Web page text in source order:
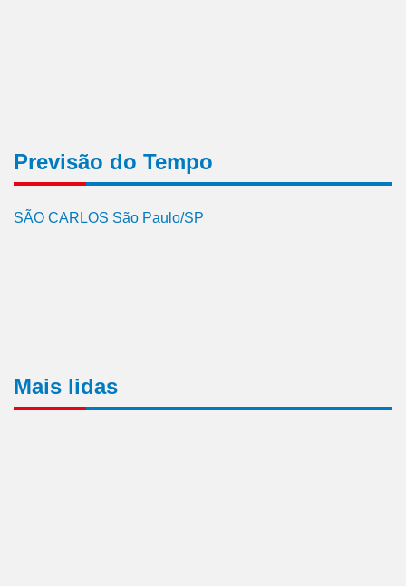
Previsão do Tempo
SÃO CARLOS São Paulo/SP
Mais lidas